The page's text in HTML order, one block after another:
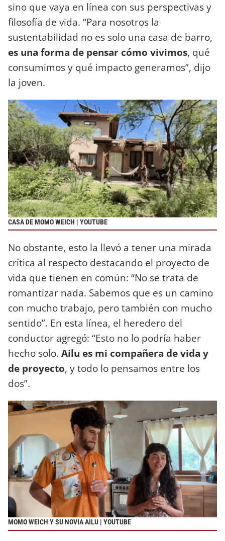
sino que vaya en línea con sus perspectivas y
filosofía de vida. “Para nosotros la
sustentabilidad no es solo una casa de barro,
es una forma de pensar cómo vivimos, qué
consumimos y qué impacto generamos”, dijo
la joven.
CASA DE MOMO WEICH | YOUTUBE
No obstante, esto la llevó a tener una mirada
crítica al respecto destacando el proyecto de
vida que tienen en común: “No se trata de
romantizar nada. Sabemos que es un camino
con mucho trabajo, pero también con mucho
sentido”. En esta línea, el heredero del
conductor agregó: “Esto no lo podría haber
hecho solo. Ailu es mi compañera de vida y
de proyecto, y todo lo pensamos entre los
dos”.
MOMO WEICH Y SU NOVIA AILU | YOUTUBE